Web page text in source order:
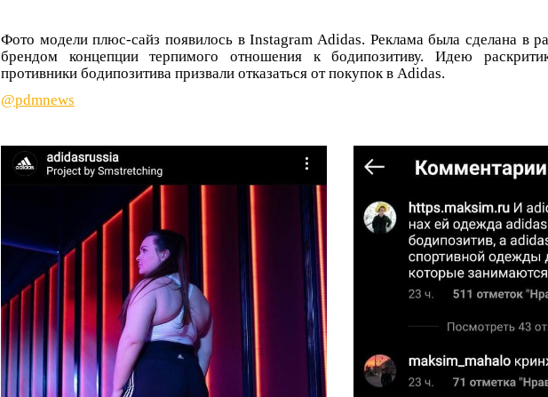
Фото модели плюс-сайз появилось в Instagram Adidas. Реклама была сделана в
брендом концепции терпимого отношения к бодипозитиву. Идею
противники бодипозитива призвали отказаться от покупок в Adidas.
@pdmnews